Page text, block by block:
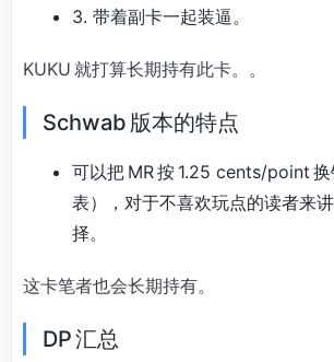
3. 带着副卡一起装逼。
KUKU 就打算长期持有此卡。。
Schwab 版本的特点
可以把 MR 按 1.25 cents/point
表），对于不喜欢玩点的读者来
择。
这卡笔者也会长期持有。
DP 汇总